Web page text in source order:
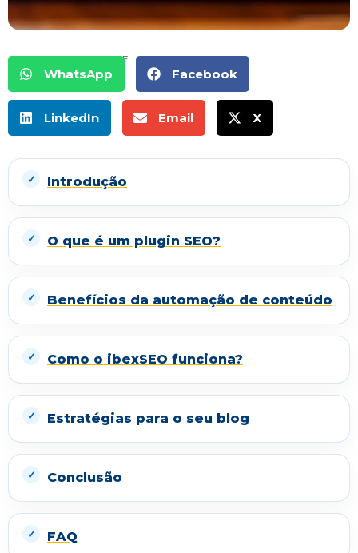
COMPARTILHE
WhatsApp Facebook
LinkedIn Email X
Introdução
O que é um plugin SEO?
Benefícios da automação de conteúdo
Como o ibexSEO funciona?
Estratégias para o seu blog
Conclusão
FAQ